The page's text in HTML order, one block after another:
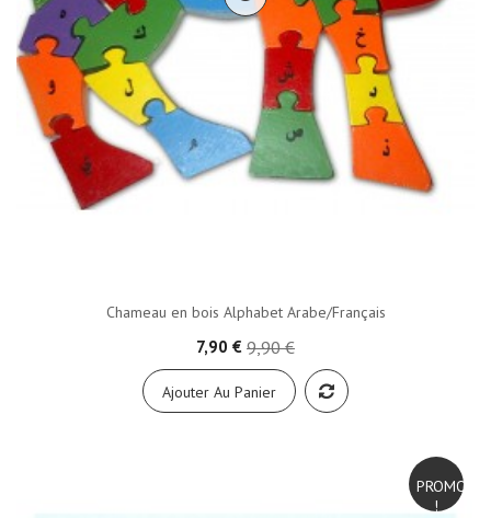
Chameau en bois Alphabet Arabe/Français
7,90 € 9,90 €
Ajouter Au Panier
PROMO
!